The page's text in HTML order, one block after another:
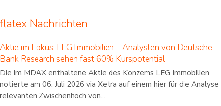
flatex Nachrichten
Aktie im Fokus: LEG Immobilien – Analysten von Deutsche
Bank Research sehen fast 60% Kurspotential
Die im MDAX enthaltene Aktie des Konzerns LEG Immobilien
notierte am 06. Juli 2026 via Xetra auf einem hier für die Analyse
relevanten Zwischenhoch von...